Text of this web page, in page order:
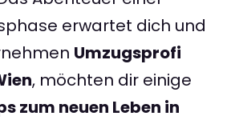
erwartet dich und
Umzugsprofi
, möchten dir einige
zum neuen Leben in